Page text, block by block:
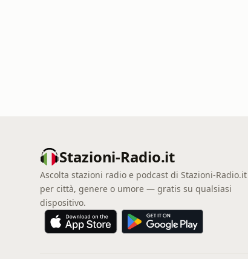
Stazioni-Radio.it
Ascolta stazioni radio e podcast di Stazioni-Radio.it
per città, genere o umore — gratis su qualsiasi
dispositivo.